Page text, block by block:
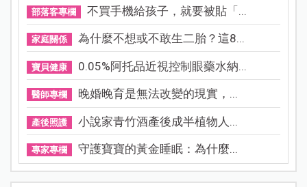
部落客專欄 不買手機給孩子，就要被貼「...
家庭關係 為什麼不想或不敢生二胎？這8...
寶貝健康 0.05%阿托品近視控制眼藥水納...
醫師專欄 晚婚晚育是無法改變的現實，...
產後照護 小說家青竹酒產後成半植物人...
專家專欄 守護寶寶的黃金睡眠：為什麼...